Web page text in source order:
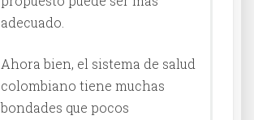
adecuado.
Ahora bien, el sistema de salud
colombiano tiene muchas
bondades que pocos